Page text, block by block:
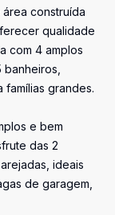
área construída
qualidade
com 4 amplos
grandes.
e bem
das 2
ideais
de garagem,